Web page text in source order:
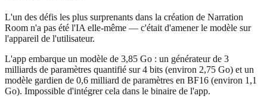
L'un des défis les plus surprenants dans la création de Narration
Room n'a pas été l'IA elle-même — c'était d'amener le modèle sur
l'appareil de l'utilisateur.
L'app embarque un modèle de 3,85 Go : un générateur de 3
milliards de paramètres quantifié sur 4 bits (environ 2,75 Go) et un
modèle gardien de 0,6 milliard de paramètres en BF16 (environ 1,1
Go). Impossible d'intégrer cela dans le binaire de l'app.